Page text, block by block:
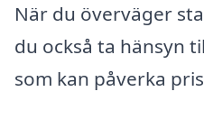
När du överväger
du också ta hänsyn
som kan påverka